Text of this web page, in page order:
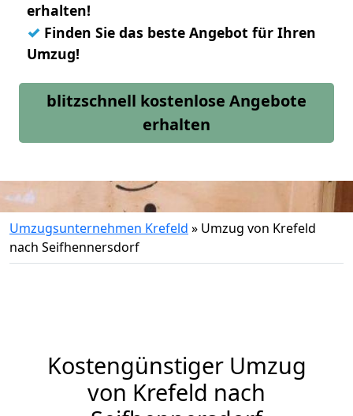
erhalten!
✓ Finden Sie das beste Angebot für Ihren
Umzug!
blitzschnell kostenlose Angebote
erhalten
Umzugsunternehmen Krefeld » Umzug von Krefeld
nach Seifhennersdorf
Kostengünstiger Umzug
von Krefeld nach